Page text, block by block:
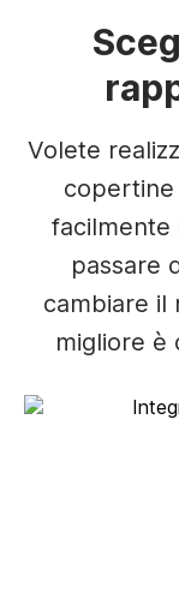
Volete
copertine
facilmente
passare
cambiare il
migliore è